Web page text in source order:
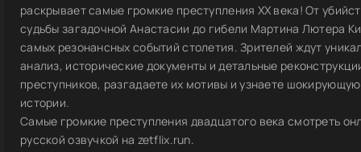
раскрывает самые громкие преступления XX века! От
судьбы загадочной Анастасии до гибели Мартина Лютера
самых резонансных событий столетия. Зрителей ждут
анализ, исторические документы и детальные
преступников, разгадаете их мотивы и узнаете
истории.
Самые громкие преступления двадцатого века смотреть
русской озвучкой на zetflix.run.